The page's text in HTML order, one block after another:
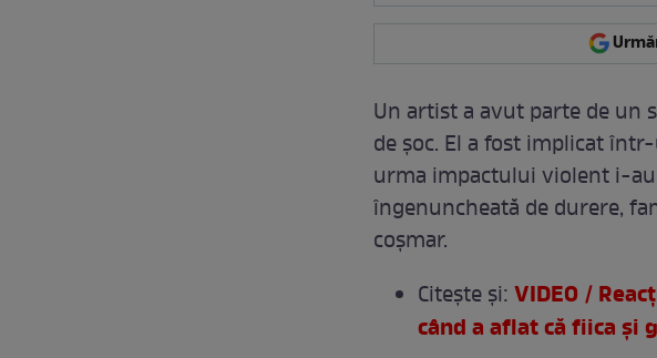
Un artist a avut parte de un
de şoc. El a fost implicat
urma impactului violent i-
îngenuncheată de durere,
coşmar.
Citeşte şi:VIDEO /
când a aflat că fiica şi